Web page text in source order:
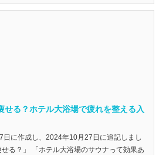
せる？ホテル大浴場で疲れを整える入
に作成し、2024年10月27日に追記しまし
る？」 「ホテル大浴場のサウナって効果あ